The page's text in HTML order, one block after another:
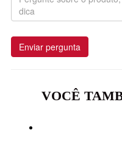
Enviar pergunta
VOCÊ